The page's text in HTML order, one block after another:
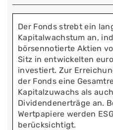
Der Fonds strebt ein
Kapitalwachstum an,
börsennotierte Aktien
Sitz in entwickelten
investiert. Zur
der Fonds eine
Kapitalzuwachs als
Dividendenerträge an.
Wertpapiere werden
berücksichtigt.